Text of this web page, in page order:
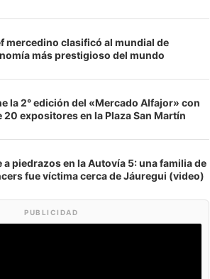
mercedino clasificó al mundial de
más prestigioso del mundo
la 2° edición del «Mercado Alfajor» con
20 expositores en la Plaza San Martín
a piedrazos en la Autovía 5: una familia de
fue víctima cerca de Jáuregui (video)
PUBLICIDAD